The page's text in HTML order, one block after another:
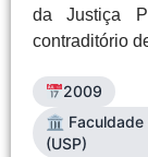
da Justiça
contraditório
2009
🏛 Faculdade
(USP)